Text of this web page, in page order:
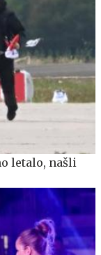
letalo, našli